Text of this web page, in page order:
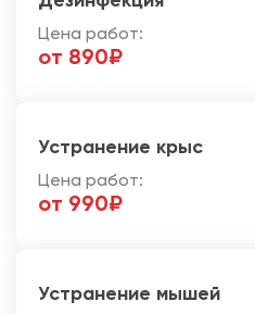
Цена работ:
от 890₽
Устранение крыс
Цена работ:
от 990₽
Устранение мышей